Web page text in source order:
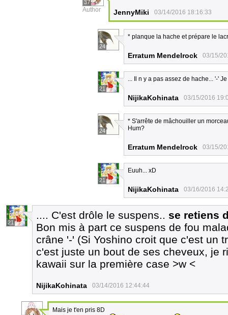
37
Author JennyMiki 03/14/2016 18:16:33
24
* planque la hache et prépare le
Erratum Mendelrock 03/15/
21
... Il n y a pas assez de hache... '-'
NijikaKohinata 03/15/2016
24
* S'arrête de mâchouiller un
Hum?
Erratum Mendelrock 03/15/
21
Euuh... xD
NijikaKohinata 03/16/2016
21
.... C'est drôle le suspens.. se retiens
Bon mis à part ce suspens de fou
crâne '-' (Si Yoshino croit que c'est un
c'est juste un bout de ses cheveux, je
kawaii sur la première case >w <
NijikaKohinata 03/14/2016 12:44:44
Mais je t'en pris 8D